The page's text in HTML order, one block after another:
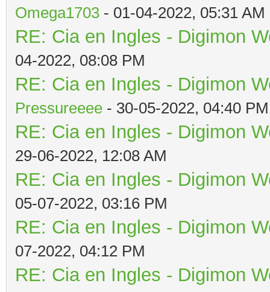
Omega1703 - 01-04-2022, 05:31 AM
RE: Cia en Ingles - Digimon
04-2022, 08:08 PM
RE: Cia en Ingles - Digimon
Pressureeee - 30-05-2022, 04:40 PM
RE: Cia en Ingles - Digimon
29-06-2022, 12:08 AM
RE: Cia en Ingles - Digimon
05-07-2022, 03:16 PM
RE: Cia en Ingles - Digimon
07-2022, 04:12 PM
RE: Cia en Ingles - Digimon